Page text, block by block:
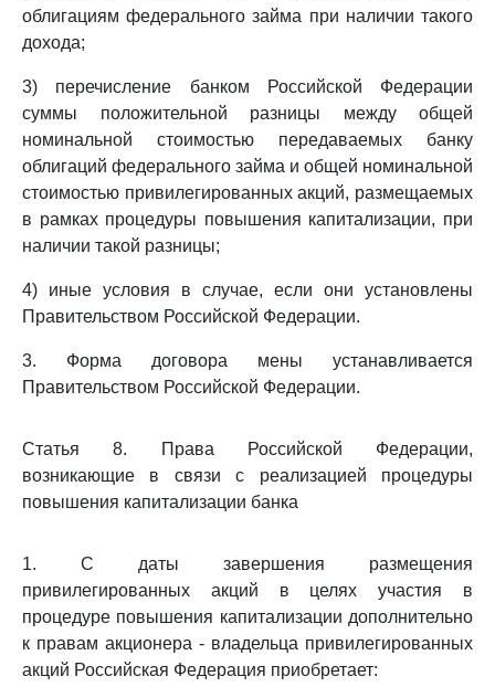
облигациям федерального займа при наличии такого
дохода;
3) перечисление банком Российской Федерации
суммы положительной разницы между общей
номинальной стоимостью передаваемых банку
облигаций федерального займа и общей номинальной
стоимостью привилегированных акций, размещаемых
в рамках процедуры повышения капитализации, при
наличии такой разницы;
4) иные условия в случае, если они установлены
Правительством Российской Федерации.
3. Форма договора мены устанавливается
Правительством Российской Федерации.
Статья 8. Права Российской Федерации,
возникающие в связи с реализацией процедуры
повышения капитализации банка
1. С даты завершения размещения
привилегированных акций в целях участия в
процедуре повышения капитализации дополнительно
к правам акционера - владельца привилегированных
акций Российская Федерация приобретает: